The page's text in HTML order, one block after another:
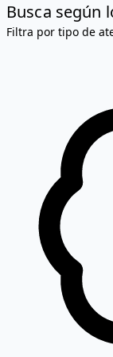
Busca según
Filtra por tipo de